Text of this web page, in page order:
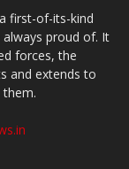
first-of-its-kind
proud of. It
forces, the
and extends to